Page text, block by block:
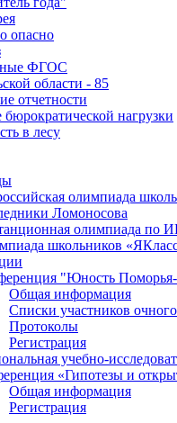
опасно
ФГОС
области - 85
отчетности
нагрузки
в лесу
олимпиада
Ломоносова
олимпиада по
школьников
"Юность
Общая информация
Списки участников
Протоколы
Регистрация
учебно-
«Гипотезы и
Общая информация
Регистрация